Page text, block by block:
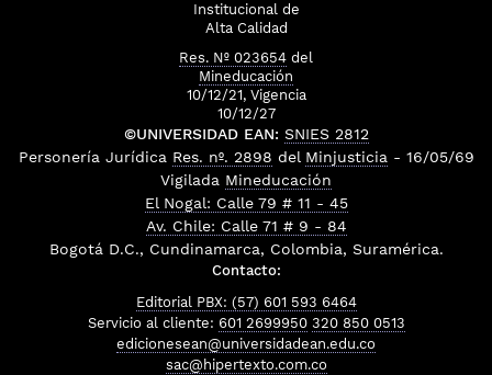
Institucional de
Alta Calidad
Res. Nº 023654 del
Mineducación
10/12/21, Vigencia
10/12/27
©UNIVERSIDAD EAN: SNIES 2812
Personería Jurídica Res. nº. 2898 del Minjusticia - 16/05/69
Vigilada Mineducación
El Nogal: Calle 79 # 11 - 45
Av. Chile: Calle 71 # 9 - 84
Bogotá D.C., Cundinamarca, Colombia, Suramérica.
Contacto:
Editorial PBX: (57) 601 593 6464
Servicio al cliente: 601 2699950 320 850 0513
edicionesean@universidadean.edu.co
sac@hipertexto.com.co